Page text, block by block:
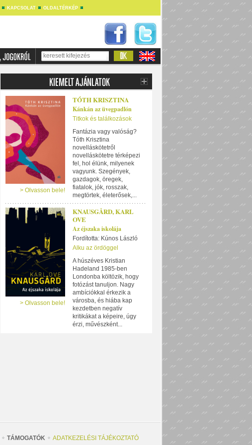
KAPCSOLAT OLDALTÉRKÉP
> Olvasson bele!
TÓTH KRISZTINA
Kánkán az üvegpadlón
Titkok és találkozások
Fantázia vagy valóság?
Tóth Krisztina
novelláskötetről
novelláskötetre térképezi
fel, hol élünk, milyenek
vagyunk. Szegények,
gazdagok, öregek,
fiatalok, jók, rosszak,
megtörtek, életerősek,...
> Olvasson bele!
KNAUSGÅRD, KARL
OVE
Az éjszaka iskolája
Fordította: Kúnos László
Alku az ördöggel
A húszéves Kristian
Hadeland 1985-ben
Londonba költözik, hogy
fotózást tanuljon. Nagy
ambíciókkal érkezik a
városba, és hiába kap
kezdetben negatív
kritikákat a képeire, úgy
érzi, művészként...
TÁMOGATÓK ADATKEZELÉSI TÁJÉKOZTATÓ